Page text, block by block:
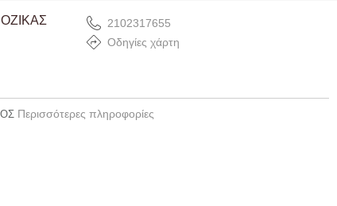
2102317655
Οδηγίες χάρτη
Περισσότερες πληροφορίες